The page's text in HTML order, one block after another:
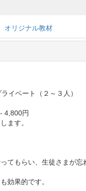
オリジナル教材
イベート（２～３人）
4,800円
ます。
てもらい、生徒さまが忘
効果的です。